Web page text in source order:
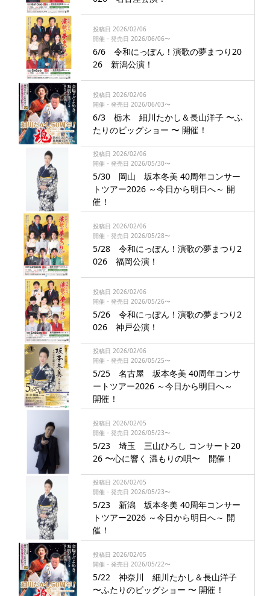
投稿日 2026/02/06
開催・発売日 2026/06/06〜
6/6 令和にっぽん！演歌の夢まつり20
26 新潟公演！
投稿日 2026/02/06
開催・発売日 2026/06/03〜
6/3 栃木 細川たかし＆長山洋子 〜ふ
たりのビッグショー 〜 開催！
投稿日 2026/02/06
開催・発売日 2026/05/30〜
5/30 岡山 坂本冬美 40周年コンサー
トツアー2026 ～今日から明日へ～ 開
催！
投稿日 2026/02/06
開催・発売日 2026/05/28〜
5/28 令和にっぽん！演歌の夢まつり2
026 福岡公演！
投稿日 2026/02/06
開催・発売日 2026/05/26〜
5/26 令和にっぽん！演歌の夢まつり2
026 神戸公演！
投稿日 2026/02/06
開催・発売日 2026/05/25〜
5/25 名古屋 坂本冬美 40周年コンサ
ートツアー2026 ～今日から明日へ～
開催！
投稿日 2026/02/05
開催・発売日 2026/05/23〜
5/23 埼玉 三山ひろし コンサート20
26 〜心に響く 温もりの唄〜 開催！
投稿日 2026/02/05
開催・発売日 2026/05/23〜
5/23 新潟 坂本冬美 40周年コンサー
トツアー2026 ～今日から明日へ～ 開
催！
投稿日 2026/02/05
開催・発売日 2026/05/22〜
5/22 神奈川 細川たかし＆長山洋子
〜ふたりのビッグショー 〜 開催！